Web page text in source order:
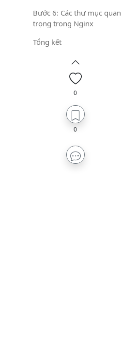
Bước 6: Các thư mục quan
trọng trong Nginx
Tổng kết
0
0